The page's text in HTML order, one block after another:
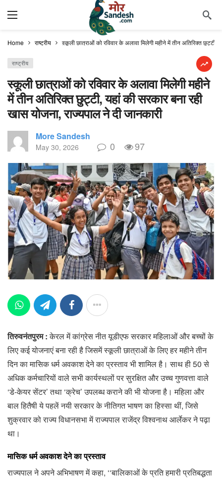
Home राष्ट्रीय स्कूली छात्राओं को रविवार के अलावा मिलेगी महीने में तीन अतिरिक्त छुट्टी,
राष्ट्रीय
स्कूली छात्राओं को रविवार के अलावा मिलेगी महीने
में तीन अतिरिक्त छुट्टी, यहां की सरकार बना रही
खास योजना, राज्यपाल ने दी जानकारी
More Sandesh
May 30, 2026 0 97
तिरुवनंतपुरम :केरल में कांग्रेस नीत यूडीएफ सरकार महिलाओं और बच्चों के
लिए कई योजनाएं बना रही है जिसमें स्कूली छात्राओं के लिए हर महीने तीन
दिन का मासिक धर्म अवकाश देने का प्रस्ताव भी शामिल है। साथ ही 50 से
अधिक कर्मचारियों वाले सभी कार्यस्थलों पर सुरक्षित और उच्च गुणवत्ता वाले
‘डे-केयर सेंटर’ तथा ‘क्रेच’ उपलब्ध कराने की भी योजना है। महिला और
बाल हितैषी ये पहलें नयी सरकार के नीतिगत भाषण का हिस्सा थीं, जिसे
शुक्रवार को राज्य विधानसभा में राज्यपाल राजेंद्र विश्वनाथ आर्लेकर ने पढ़ा
था।
मासिक धर्म अवकाश देने का प्रस्ताव
राज्यपाल ने अपने अभिभाषण में कहा, ‘‘बालिकाओं के प्रति हमारी प्रतिबद्धता